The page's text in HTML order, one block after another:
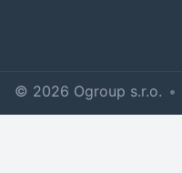
© 2026 Ogroup s.r.o. •